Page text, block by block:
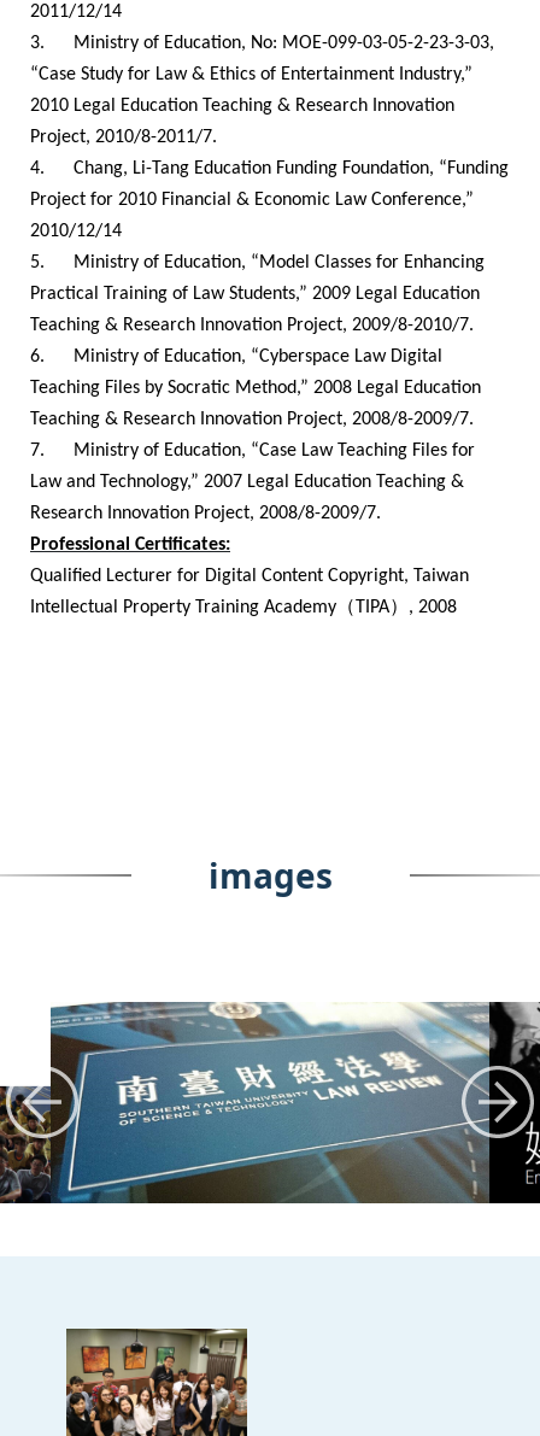
2011/12/14
3.
Ministry of Education, No: MOE-099-03-05-2-23-3-03,
“Case Study for Law & Ethics of Entertainment Industry,”
2010 Legal Education Teaching & Research Innovation
Project, 2010/8-2011/7.
4.
Chang, Li-Tang Education Funding Foundation, “Funding
Project for 2010 Financial & Economic Law Conference,”
2010/12/14
5.
Ministry of Education, “Model Classes for Enhancing
Practical Training of Law Students,” 2009 Legal Education
Teaching & Research Innovation Project, 2009/8-2010/7.
6.
Ministry of Education, “Cyberspace Law Digital
Teaching Files by Socratic Method,” 2008 Legal Education
Teaching & Research Innovation Project, 2008/8-2009/7.
7.
Ministry of Education, “Case Law Teaching Files for
Law and Technology,” 2007 Legal Education Teaching &
Research Innovation Project, 2008/8-2009/7.
Professional Certificates:
Qualified Lecturer for Digital Content Copyright, Taiwan
Intellectual Property Training Academy （TIPA） , 2008
images